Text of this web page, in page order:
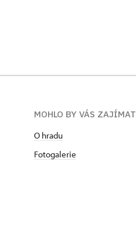
MOHLO BY VÁS ZAJÍMAT
O hradu
Fotogalerie